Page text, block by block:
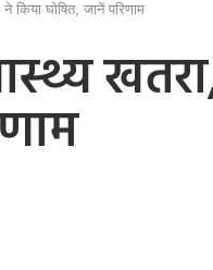
किया घोषित, जानें परिणाम